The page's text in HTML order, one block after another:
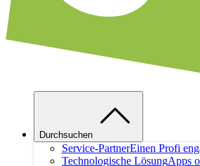
Durchsuchen
Service-PartnerEinen Profi
Technologische LösungApps